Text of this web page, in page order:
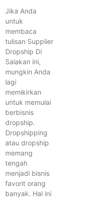
Jika Anda
untuk
membaca
tulisan Supplier
Dropship Di
Salakan ini,
mungkin Anda
lagi
memikirkan
untuk memulai
berbisnis
dropship.
Dropshipping
atau dropship
memang
tengah
menjadi bisnis
favorit orang
banyak. Hal ini